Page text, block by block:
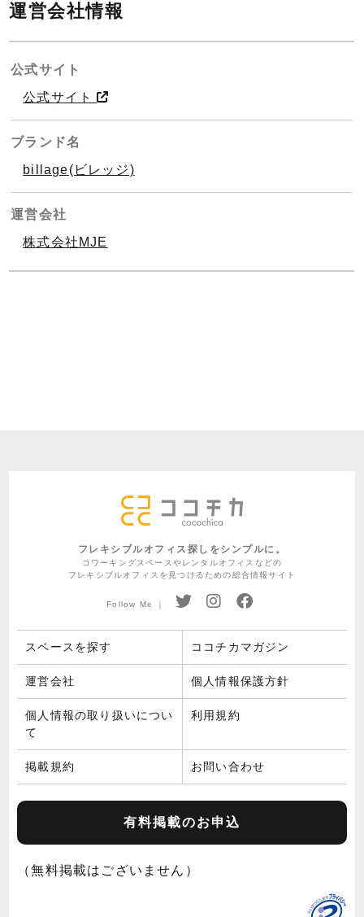
運営会社情報
公式サイト
公式サイト
ブランド名
billage(ビレッジ)
運営会社
株式会社MJE
フレキシブルオフィス探しをシンプルに。
コワーキングスペースやレンタルオフィスなどの
フレキシブルオフィスを見つけるための総合情報サイト
Follow Me ｜
スペースを探す ココチカマガジン
運営会社 個人情報保護方針
個人情報の取り扱いについ
て
利用規約
掲載規約 お問い合わせ
有料掲載のお申込
（無料掲載はございません）